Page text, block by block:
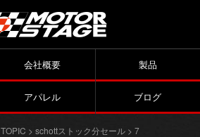
会社概要 製品
アパレル ブログ
TOPIC > schottストック分セール > 7